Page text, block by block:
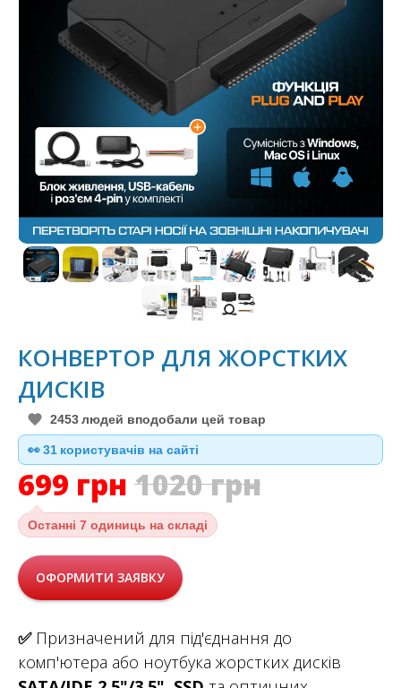
КОНВЕРТОР ДЛЯ ЖОРСТКИХ
ДИСКІВ
2453 людей вподобали цей товар
👀30 користувачів на сайті
699 грн 1020грн
Останні 7 одиниць на складі
ОФОРМИТИ ЗАЯВКУ
✅Призначений для під'єднання до
комп'ютера або ноутбука жорстких дисків